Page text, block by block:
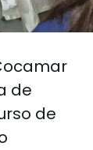
de
de